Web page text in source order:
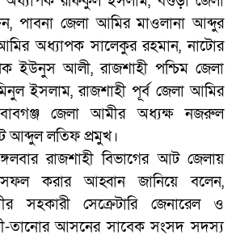
পাবনা জেলা আমির মাওলানা আব্দুর
অধ্যাপক সালেকুর রহমান, নাটোর
ইউনুস আলী, রাজশাহী পশ্চিম জেলা
ইসলাম, রাজশাহী পূর্ব জেলা আমির
জেলা আমীর অধ্যক্ষ নজরুল
আব্দুল লতিফ প্রমুখ।
রাজশাহী বিভাগের আট জেলায়
করার আহ্বান জানিয়ে বলেন,
সহকারী সেক্রেটারি জেনারেল ও
তানোর আসনের সাবেক সংসদ সদস্য